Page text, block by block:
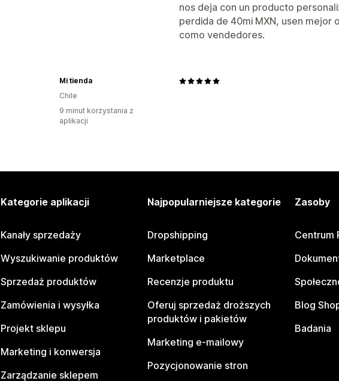
nos deja con un producto
perdida de 40mi MXN, usen mejor
como vendedores.
Mi tienda
Chile
9 minut korzystania z
aplikacji
Kategorie aplikacji
Kanały sprzedaży
Wyszukiwanie produktów
Sprzedaż produktów
Zamówienia i wysyłka
Projekt sklepu
Marketing i konwersja
Zarządzanie sklepem
Najpopularniejsze kategorie
Dropshipping
Marketplace
Recenzje produktu
Oferuj sprzedaż droższych
produktów i pakietów
Marketing e-mailowy
Pozycjonowanie stron
Zasoby
Centrum
Blog
Badania